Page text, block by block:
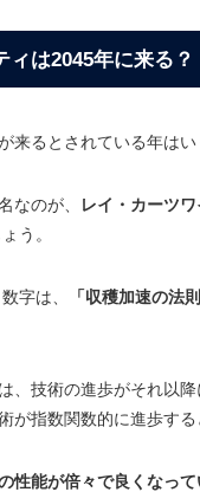
ィは2045年に来る？
来るとされている年はい
なのが、 レイ・カーツ
う。
字は、 「収穫加速の法
、技術の進歩がそれ以
が指数関数的に進歩する
性能が倍々で良くなっ